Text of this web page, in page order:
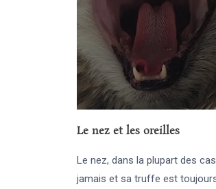
Le nez et les oreilles
Le nez, dans la plupart des
jamais et sa truffe est